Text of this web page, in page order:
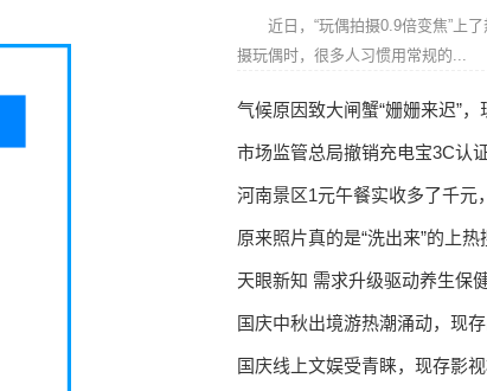
近日，“玩偶拍摄0.9倍变焦”上
摄玩偶时，很多人习惯用常规的...
气候原因致大闸蟹“姗姗来迟”
市场监管总局撤销充电宝3C认
河南景区1元午餐实收多了千元
原来照片真的是“洗出来”的上
天眼新知 需求升级驱动养生保
国庆中秋出境游热潮涌动，现
国庆线上文娱受青睐，现存影